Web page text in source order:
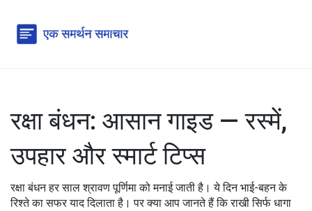
रक्षा बंधन: आसान गाइड — रस्में,
उपहार और स्मार्ट टिप्स
रक्षा बंधन हर साल श्रावण पूर्णिमा को मनाई जाती है। ये दिन भाई-बहन के
रिश्ते का सफर याद दिलाता है। पर क्या आप जानते हैं कि राखी सिर्फ धागा